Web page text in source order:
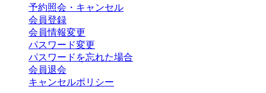
予約照会・キャンセル
会員登録
会員情報変更
パスワード変更
パスワードを忘れた場合
会員退会
キャンセルポリシー